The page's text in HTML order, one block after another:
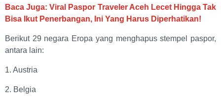
Baca Juga: Viral Paspor Traveler Aceh Lecet Hingga Tak
Bisa Ikut Penerbangan, Ini Yang Harus Diperhatikan!
Berikut 29 negara Eropa yang menghapus stempel paspor,
antara lain:
1. Austria
2. Belgia